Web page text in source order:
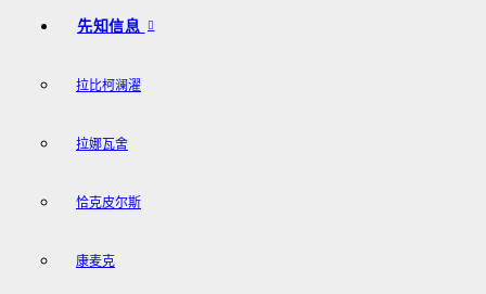
先知信息
拉比柯澜濯
拉娜瓦舍
恰克皮尔斯
康麦克